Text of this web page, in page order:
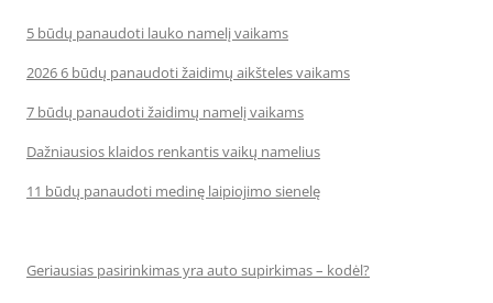
5 būdų panaudoti lauko namelį vaikams
2026 6 būdų panaudoti žaidimų aikšteles vaikams
7 būdų panaudoti žaidimų namelį vaikams
Dažniausios klaidos renkantis vaikų namelius
11 būdų panaudoti medinę laipiojimo sienelę
Geriausias pasirinkimas yra auto supirkimas – kodėl?